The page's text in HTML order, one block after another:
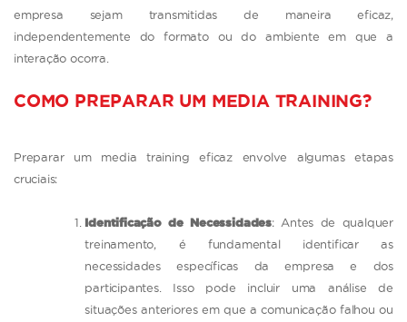
empresa sejam transmitidas de maneira eficaz,
independentemente do formato ou do ambiente em que a
interação ocorra.
COMO PREPARAR UM MEDIA TRAINING?
Preparar um media training eficaz envolve algumas etapas
cruciais:
Identificação de Necessidades: Antes de qualquer
treinamento, é fundamental identificar as
necessidades específicas da empresa e dos
participantes. Isso pode incluir uma análise de
situações anteriores em que a comunicação falhou ou